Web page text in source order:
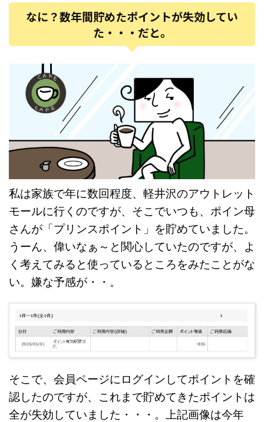
なに？数年間貯めたポイントが失効してい
た・・・だと。
私は家族で年に数回程度、軽井沢のアウトレット
モールに行くのですが、そこでいつも、ポイン母
さんが「プリンスポイント」を貯めていました。
うーん、偉いなぁ～と関心していたのですが、よ
く考えてみると使っているところをみたことがな
い。嫌な予感が・・。
そこで、会員ページにログインしてポイントを確
認したのですが、これまで貯めてきたポイントは
全が失効していました・・・。上記画像は今年